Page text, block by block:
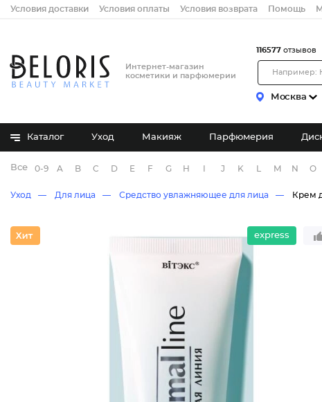
Условия доставки Условия оплаты Условия возврата Помощь
Интернет-магазин
косметики и парфюмерии
Москва
116577 отзывов
Каталог Уход Макияж Парфюмерия
Все бренды
0-9 A B C D E F G H J K M N O
Уход Для лица Средство увлажняющее для лица Крем
express